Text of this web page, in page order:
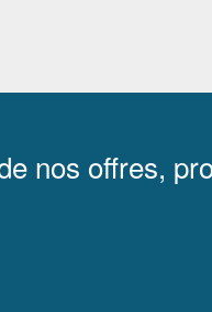
nos offres,